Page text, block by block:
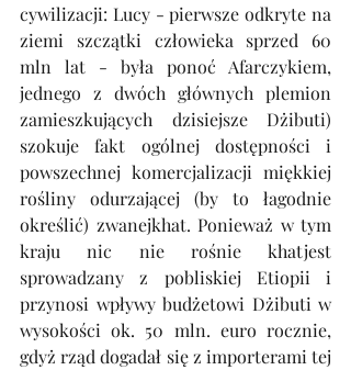
cywilizacji: Lucy - pierwsze odkryte na
ziemi szczątki człowieka sprzed 60
mln lat - była ponoć Afarczykiem,
jednego z dwóch głównych plemion
zamieszkujących dzisiejsze Dżibuti)
szokuje fakt ogólnej dostępności i
powszechnej komercjalizacji miękkiej
rośliny odurzającej (by to łagodnie
określić) zwanejkhat. Ponieważ w tym
kraju nic nie rośnie khatjest
sprowadzany z pobliskiej Etiopii i
przynosi wpływy budżetowi Dżibuti w
wysokości ok. 50 mln. euro rocznie,
gdyż rząd dogadał się z importerami tej